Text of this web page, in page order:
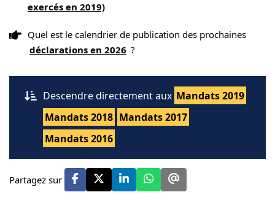
exercés en 2019)
Quel est le calendrier de publication des prochaines
déclarations en 2026 ?
Descendre directement aux Mandats 2019
Mandats 2018 Mandats 2017
Mandats 2016
Partagez sur